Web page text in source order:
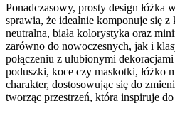
Ponadczasowy, prosty design łóżka
sprawia, że idealnie komponuje się z
neutralna, biała kolorystyka oraz
zarówno do nowoczesnych, jak i
połączeniu z ulubionymi
poduszki, koce czy maskotki, łóżko
charakter, dostosowując się do
tworząc przestrzeń, która inspiruje